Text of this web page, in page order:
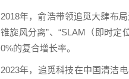
2018年，俞浩带领追觅大肆布
锥旋风分离”、“SLAM（即时定
0%的复合增长率。
2023年，追觅科技在中国清洁